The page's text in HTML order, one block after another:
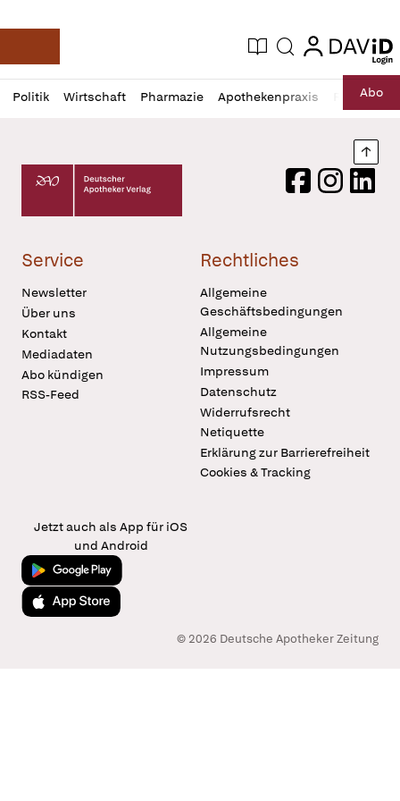
Deutsche Apotheker Zeitung
Aktuelle Ausgabe
Suche login
login
Politik Wirtschaft Pharmazie Apothekenpraxis RechtAbo
Profil
öffnen
Daz
Pur
Deutscher Apotheker Verlag Logo
FacebookInstagram
Service
Newsletter
Über uns
Kontakt
Mediadaten
Abo kündigen
RSS-Feed
Rechtliches
Allgemeine
Geschäftsbedingungen
Allgemeine
Nutzungsbedingungen
Impressum
Datenschutz
Widerrufsrecht
Netiquette
Erklärung zur Barrierefreiheit
Cookies & Tracking
Jetzt auch als App für iOS
und Android
Jetzt bei Google Play
Laden im App Store
© 2026 Deutsche Apotheker Zeitung